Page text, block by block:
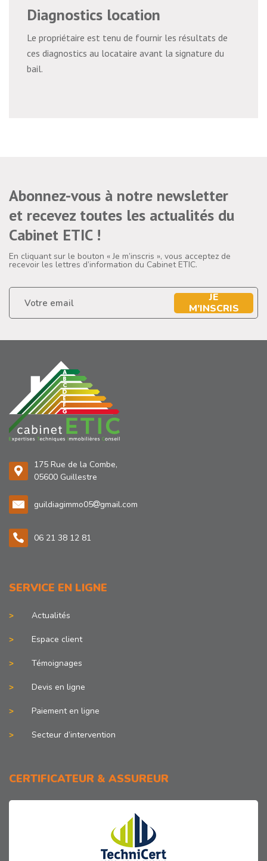
Diagnostics location
Le propriétaire est tenu de fournir les résultats de
ces diagnostics au locataire avant la signature du
bail.
Abonnez-vous à notre newsletter
et recevez toutes les actualités du
Cabinet ETIC !
En cliquant sur le bouton « Je m’inscris », vous acceptez de
recevoir les lettres d’information du Cabinet ETIC.
JE
M’INSCRIS
175 Rue de la Combe,
05600 Guillestre
guildiagimmo05 gmail.com
06 21 38 12 81
SERVICE EN LIGNE
Actualités
Espace client
Témoignages
Devis en ligne
Paiement en ligne
Secteur d’intervention
CERTIFICATEUR & ASSUREUR